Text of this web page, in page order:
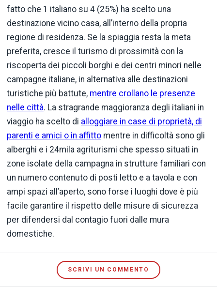
fatto che 1 italiano su 4 (25%) ha scelto una
destinazione vicino casa, all’interno della propria
regione di residenza. Se la spiaggia resta la meta
preferita, cresce il turismo di prossimità con la
riscoperta dei piccoli borghi e dei centri minori nelle
campagne italiane, in alternativa alle destinazioni
turistiche più battute, mentre crollano le presenze
nelle città. La stragrande maggioranza degli italiani in
viaggio ha scelto di alloggiare in case di proprietà, di
parenti e amici o in affitto mentre in difficoltà sono gli
alberghi e i 24mila agriturismi che spesso situati in
zone isolate della campagna in strutture familiari con
un numero contenuto di posti letto e a tavola e con
ampi spazi all’aperto, sono forse i luoghi dove è più
facile garantire il rispetto delle misure di sicurezza
per difendersi dal contagio fuori dalle mura
domestiche.
SCRIVI UN COMMENTO